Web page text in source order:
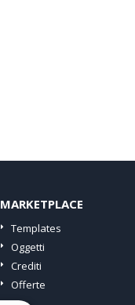
MARKETPLACE
Templates
Oggetti
Crediti
Offerte